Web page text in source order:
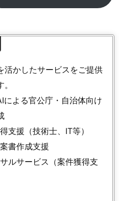
活かしたサービスをご提供
による官公庁・自治体向け
支援（技術士、IT等）
書作成支援
ルサービス（案件獲得支